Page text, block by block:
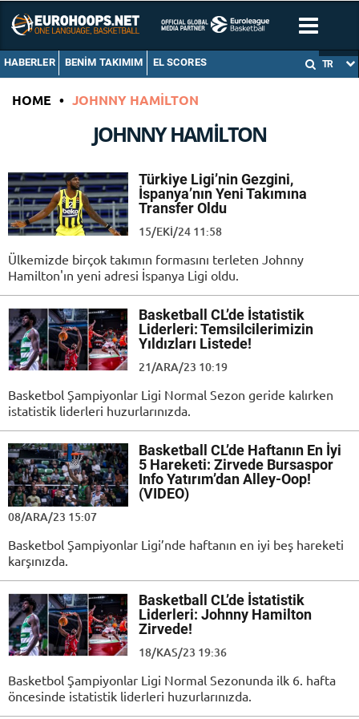
HABERLER BENIM TAKIMIM EL SCORES TR
HOME • JOHNNY HAMILTON
JOHNNY HAMILTON
Türkiye Ligi’nin Gezgini,
İspanya’nın Yeni Takımına
Transfer Oldu
15/EKI/24 11:58
Ülkemizde birçok takımın formasını terleten Johnny
Hamilton'ın yeni adresi İspanya Ligi oldu.
Basketball CL’de İstatistik
Liderleri: Temsilcilerimizin
Yıldızları Listede!
21/ARA/23 10:19
Basketbol Şampiyonlar Ligi Normal Sezon geride kalırken
istatistik liderleri huzurlarınızda.
Basketball CL’de Haftanın En İyi
5 Hareketi: Zirvede Bursaspor
Info Yatırım’dan Alley-Oop!
(VIDEO)
08/ARA/23 15:07
Basketbol Şampiyonlar Ligi’nde haftanın en iyi beş hareketi
karşınızda.
Basketball CL’de İstatistik
Liderleri: Johnny Hamilton
Zirvede!
18/KAS/23 19:36
Basketbol Şampiyonlar Ligi Normal Sezonunda ilk 6. hafta
öncesinde istatistik liderleri huzurlarınızda.